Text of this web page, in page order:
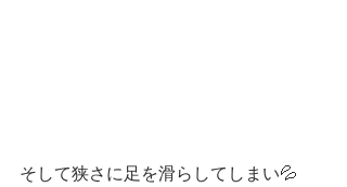
そして狭さに足を滑らしてしまい💦